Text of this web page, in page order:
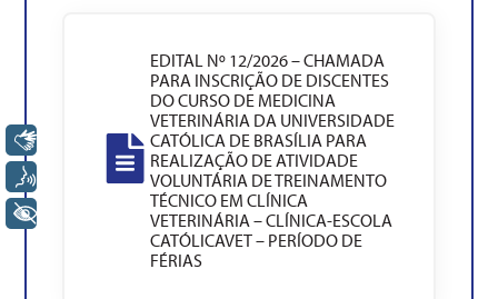
EDITAL Nº 12/2026 – CHAMADA
PARA INSCRIÇÃO DE DISCENTES
DO CURSO DE MEDICINA
VETERINÁRIA DA UNIVERSIDADE
CATÓLICA DE BRASÍLIA PARA
REALIZAÇÃO DE ATIVIDADE
VOLUNTÁRIA DE TREINAMENTO
TÉCNICO EM CLÍNICA
VETERINÁRIA – CLÍNICA-ESCOLA
CATÓLICAVET – PERÍODO DE
FÉRIAS
Libras
+ Acessibilidade